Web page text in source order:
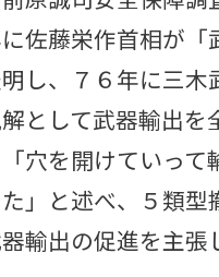
佐藤栄作首相が「
し、７６年に三木
として武器輸出を
穴を開けていって
」と述べ、５類型
輸出の促進を主張